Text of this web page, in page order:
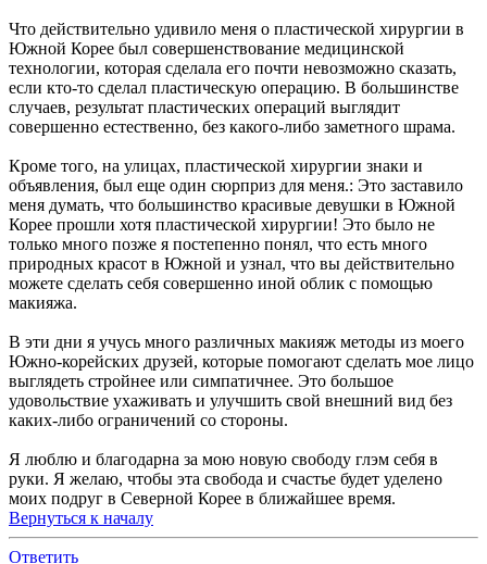
Что действительно удивило меня о пластической хирургии в
Южной Корее был совершенствование медицинской
технологии, которая сделала его почти невозможно сказать,
если кто-то сделал пластическую операцию. В большинстве
случаев, результат пластических операций выглядит
совершенно естественно, без какого-либо заметного шрама.
Кроме того, на улицах, пластической хирургии знаки и
объявления, был еще один сюрприз для меня.: Это заставило
меня думать, что большинство красивые девушки в Южной
Корее прошли хотя пластической хирургии! Это было не
только много позже я постепенно понял, что есть много
природных красот в Южной и узнал, что вы действительно
можете сделать себя совершенно иной облик с помощью
макияжа.
В эти дни я учусь много различных макияж методы из моего
Южно-корейских друзей, которые помогают сделать мое лицо
выглядеть стройнее или симпатичнее. Это большое
удовольствие ухаживать и улучшить свой внешний вид без
каких-либо ограничений со стороны.
Я люблю и благодарна за мою новую свободу глэм себя в
руки. Я желаю, чтобы эта свобода и счастье будет уделено
моих подруг в Северной Корее в ближайшее время.
Вернуться к началу
Ответить